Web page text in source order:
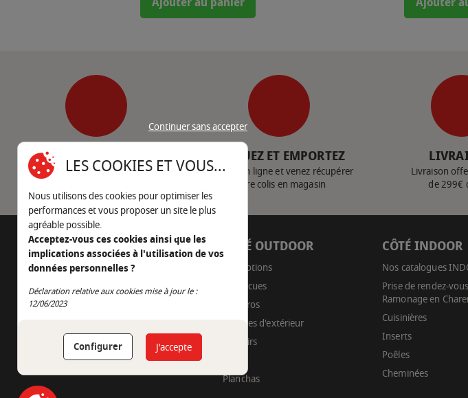
SERVICE CLIENT
Nous contacter
CLIQUEZ ET EMPORTEZ
Achetez en ligne et venez récupérer
votre colis en magasin
Livraison
de 299€
AUTOUR DU FEU
05 45 22 98 09
Nous envoyer un e-mail
CÔTÉ OUTDOOR
Promotions
Barbecues
Braseros
Cuisines d'extérieur
Fumoirs
Planchas
CÔTÉ INDOOR
Nos catalogues
Prise de rendez-
Ramonage en
Cuisinières
Inserts
Poêles
Cheminées
Continuer sans accepter
LES COOKIES ET VOUS...
Nous utilisons des cookies pour optimiser les
performances et vous proposer un site le plus
agréable possible.
Acceptez-vous ces cookies ainsi que les
implications associées à l'utilisation de vos
données personnelles ?
Déclaration relative aux cookies mise à jour le :
12/06/2023
Configurer J'accepte